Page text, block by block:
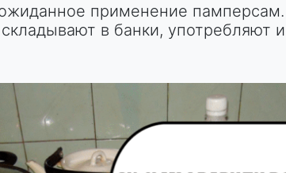
применение
в банки, употребляют